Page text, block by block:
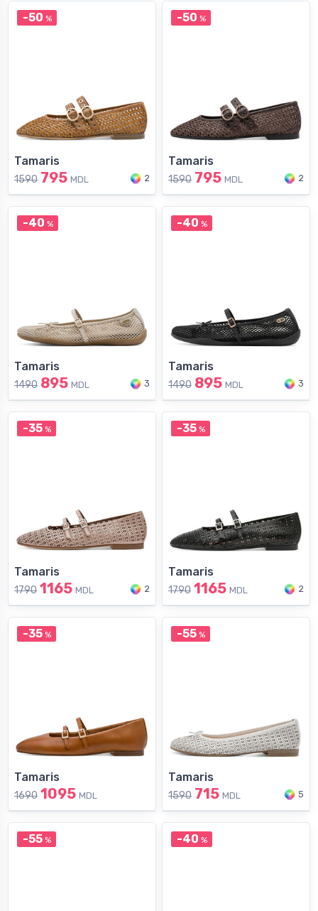
-50 %
Tamaris
1590 795 MDL 2
-50 %
Tamaris
1590 795 MDL 2
-40 %
Tamaris
1490 895 MDL 3
-40 %
Tamaris
1490 895 MDL 3
-35%
Tamaris
1790 1165 MDL 2
-35%
Tamaris
1790 1165 MDL 2
-35%
Tamaris
1690 1095 MDL
-55%
Tamaris
1590 715 MDL 5
-55% -40 %